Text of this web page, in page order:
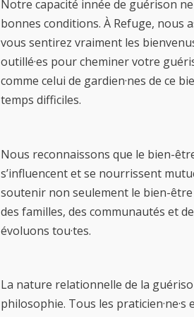
Notre capacité innée de guérison
bonnes conditions. À Refuge, nous
vous sentirez vraiment les
outillé·es pour cheminer votre
comme celui de gardien·nes de ce
temps difficiles.
Nous reconnaissons que le bien-
s’influencent et se nourrissent
soutenir non seulement le bien-être
des familles, des communautés et
évoluons tou·tes.
La nature relationnelle de la
philosophie. Tous les